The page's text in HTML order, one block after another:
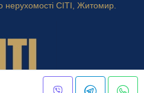
нерухомості СІТІ, Житомир.